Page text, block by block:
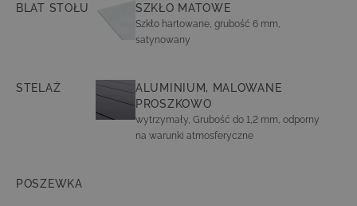
BLAT STOŁU SZKŁO MATOWE
Szkło hartowane, grubość 6 mm,
satynowany
STELAŻ
ALUMINIUM, MALOWANE
PROSZKOWO
wytrzymały, Grubość do 1,2 mm, odporny
na warunki atmosferyczne
POSZEWKA